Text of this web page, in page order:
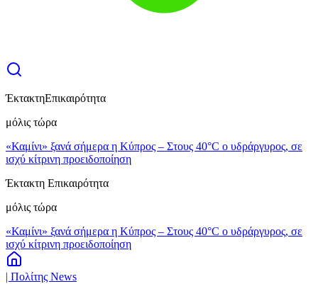
ΈκτακτηΕπικαιρότητα
μόλις τώρα
«Καμίνι» ξανά σήμερα η Κύπρος – Στους 40°C ο υδράργυρος, σε
ισχύ κίτρινη προειδοποίηση
Έκτακτη Επικαιρότητα
μόλις τώρα
«Καμίνι» ξανά σήμερα η Κύπρος – Στους 40°C ο υδράργυρος, σε
ισχύ κίτρινη προειδοποίηση
| Πολίτης News